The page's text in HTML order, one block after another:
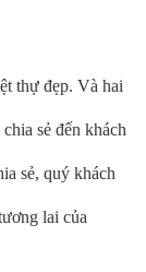
thự đẹp. Và hai
sẻ đến khách
sẻ, quý khách
lai của